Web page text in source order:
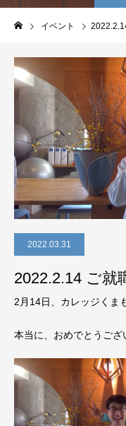
イベント
2022.03.31
2022.2.14 ご就
2月14日、カレッジくま
本当に、おめでとうござ